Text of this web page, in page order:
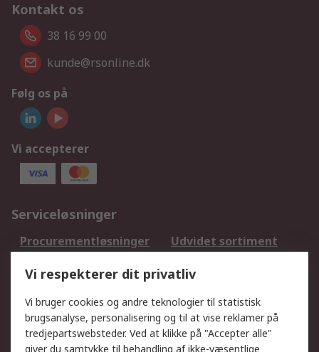
Kontakt os
38 16 99 00
kunde@rsonline.dk
Følg os på
Vi accepterer
Serviceløsninger
Procurementløsninger
Udvidet sortiment
DesignSpark
Teknisk Support
Dit lokale salgsteam
Eksportløsninger
Support
Vi respekterer dit privatliv
Vi bruger cookies og andre teknologier til statistisk
brugsanalyse, personalisering og til at vise reklamer på
tredjepartswebsteder. Ved at klikke på "Accepter alle"
giver du samtykke til behandling af ikke-væsentlige